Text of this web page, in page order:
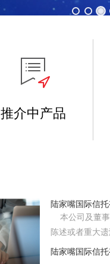
推介中产品
陆家嘴国际信
本公司及董事
陈述或者重大
陆家嘴国际信